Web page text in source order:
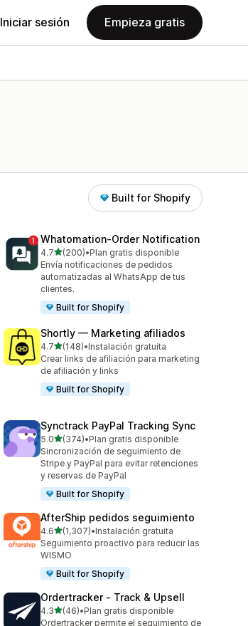
Iniciar sesión Empieza gratis
Built for Shopify
Whatomation‑Order Notification
4.7de 5 estrellas
(200)
200 reseñas en total
•Plan gratis disponible
Envía notificaciones de pedidos
automatizadas al WhatsApp de tus
clientes.
Built for Shopify
Shortly — Marketing afiliados
4.7de 5 estrellas
(148)
148 reseñas en total
•Instalación gratuita
Crear links de afiliación para marketing
de afiliación y links
Built for Shopify
Synctrack PayPal Tracking Sync
5.0de 5 estrellas
(374)
374 reseñas en total
•Plan gratis disponible
Sincronización de seguimiento de
Stripe y PayPal para evitar retenciones
y reservas de PayPal
Built for Shopify
AfterShip pedidos seguimiento
4.6de 5 estrellas
(1,307)
1307 reseñas en total
•Instalación gratuita
Seguimiento proactivo para reducir las
WISMO
Built for Shopify
Ordertracker ‑ Track & Upsell
4.3de 5 estrellas
(46)
46 reseñas en total
•Plan gratis disponible
Ordertracker permite el seguimiento de